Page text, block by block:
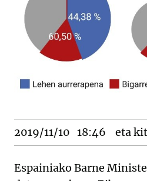
2019/11/10 18:46 eta
Espainiako Barne